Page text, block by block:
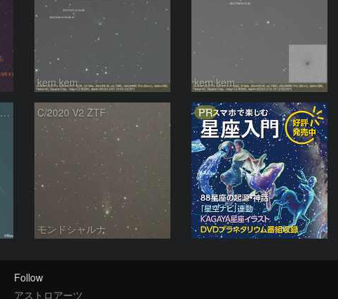
kem.kem kem.kem
ズィーティーエフ彗星 (C/2020V2)：202309/12 C/2020 V2 ZTF
モンドシャルナ
PR
Follow
アストロアーツ